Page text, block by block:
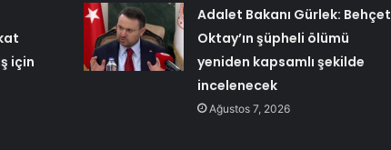
için
Adalet Bakanı Gürlek: Behçet
Oktay’ın şüpheli ölümü
yeniden kapsamlı şekilde
incelenecek
Ağustos 7, 2026